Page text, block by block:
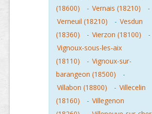
(18600)
- Vernais (18210)
-
Verneuil (18210)
- Vesdun
(18360)
- Vierzon (18100)
-
Vignoux-sous-les-aix
(18110)
- Vignoux-sur-
barangeon (18500)
-
Villabon (18800)
- Villecelin
(18160)
- Villegenon